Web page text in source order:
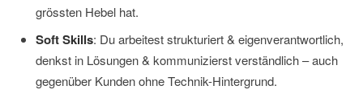
grössten Hebel hat.
Soft Skills: Du arbeitest strukturiert & eigenverantwortlich,
denkst in Lösungen & kommunizierst verständlich – auch
gegenüber Kunden ohne Technik-Hintergrund.